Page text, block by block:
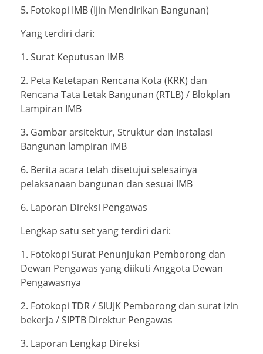
5. Fotokopi IMB (Ijin Mendirikan Bangunan)
Yang terdiri dari:
1. Surat Keputusan IMB
2. Peta Ketetapan Rencana Kota (KRK) dan
Rencana Tata Letak Bangunan (RTLB) / Blokplan
Lampiran IMB
3. Gambar arsitektur, Struktur dan Instalasi
Bangunan lampiran IMB
6. Berita acara telah disetujui selesainya
pelaksanaan bangunan dan sesuai IMB
6. Laporan Direksi Pengawas
Lengkap satu set yang terdiri dari:
1. Fotokopi Surat Penunjukan Pemborong dan
Dewan Pengawas yang diikuti Anggota Dewan
Pengawasnya
2. Fotokopi TDR / SIUJK Pemborong dan surat izin
bekerja / SIPTB Direktur Pengawas
3. Laporan Lengkap Direksi